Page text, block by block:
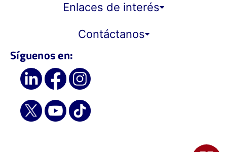
Enlaces de interés
Contáctanos
Síguenos en: